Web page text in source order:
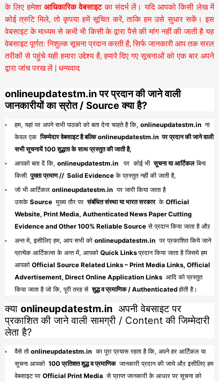
के लिए हमेशा आधिकारिक वेबसाइटका संदर्भ लें। यदि आपको किसी लेख में
कोई त्रुटि मिले, तो कृपया हमें सूचित करें, ताकि हम उसे सुधार सकें। इस
वेबसाइट के माध्यम से कभी भी किसी के द्वारा पैसे की मांग नहीं की जाती है यह
वेबसाइट पूर्णतः निशुल्क सूचना प्रदान करती है,सिर्फ जानकारी आप तक सरल
तरीकों से पहुंचे यही हमारा उद्देश्य है, हमारे दिए गए सूचनाओं को एक बार अपने
द्वारा जांच परख लें | धन्यवाद
onlineupdatestm.in पर प्रदान की जाने वाली
जानकारीयों का स्रोत / Source क्या है?
हम, यहां पर अपने सभी पाठको को बता देना चाहते है कि, onlineupdatestm.in ना
केवल एक जिम्मेदार वेबसाइट है बल्कि onlineupdatestm.in पर प्रदान की जाने वाली
सभी सूचनायें 100 शुद्धता के साथ प्रस्तुत की जाती है,
आपको बता दें कि, onlineupdatestm.in पर कोई भी सूचना या आर्टिकलबिना
किसी पुख्ता प्रमाण // Solid Evidenceके प्रस्तुत नहीं की जाती है,
जो भी आर्टिकल onlineupdatestm.in पर जारी किया जाता है
उसके Source मुख्य तौर पर संबंधित संस्था या भारत सरकार के Official
Website, Print Media, Authenticated News Paper Cutting
Evidence and Other 100% Reliable Sourceसे प्रदान किया जाता है औऱ
अन्त मे, इसीलिए हम, आप सभी को onlineupdatestm.in पर प्रकाशित किये जाने
प्रत्येक आर्टिकल्स के अन्त में, आपको Quick Linksप्रदान किया जाता है जिसमे हम
आपको Official Source Related Links – Print Media Links, Official
Advertisement, Direct Online Application Links आदि को प्रस्तुत
किया जाता है जो कि, पूरी तरह से शुद्ध व प्रमाणिक / Authenticatedहोती है।
क्या onlineupdatestm.in अपनी वेबसाइट पर
प्रकाशित की जाने वाली सामग्री / Content की जिम्मेदारी
लेता है?
वैसे तो onlineupdatestm.in का पूरा प्रयास रहता है कि, अपने हर आर्टिकल या
सूचना आपको 100 प्रतिशत शुद्ध व प्रमाणिक जानकारी प्रदान की जाये औऱ इसीलिए हम
वेबसाइट पर Official Print Media से प्राप्त जानकारी के आधार पर सूचना को